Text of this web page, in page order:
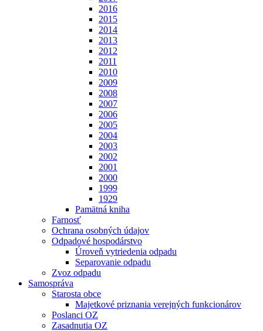
2016
2015
2014
2013
2012
2011
2010
2009
2008
2007
2006
2005
2004
2003
2002
2001
2000
1999
1929
Pamätná kniha
Farnosť
Ochrana osobných údajov
Odpadové hospodárstvo
Úroveň vytriedenia odpadu
Separovanie odpadu
Zvoz odpadu
Samospráva
Starosta obce
Majetkové priznania verejných funkcionárov
Poslanci OZ
Zasadnutia OZ